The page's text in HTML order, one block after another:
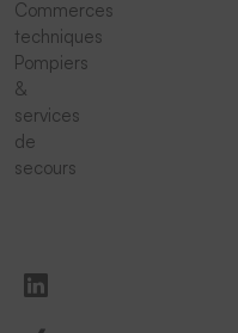
Commerces
techniques
Pompiers
&
services
de
secours